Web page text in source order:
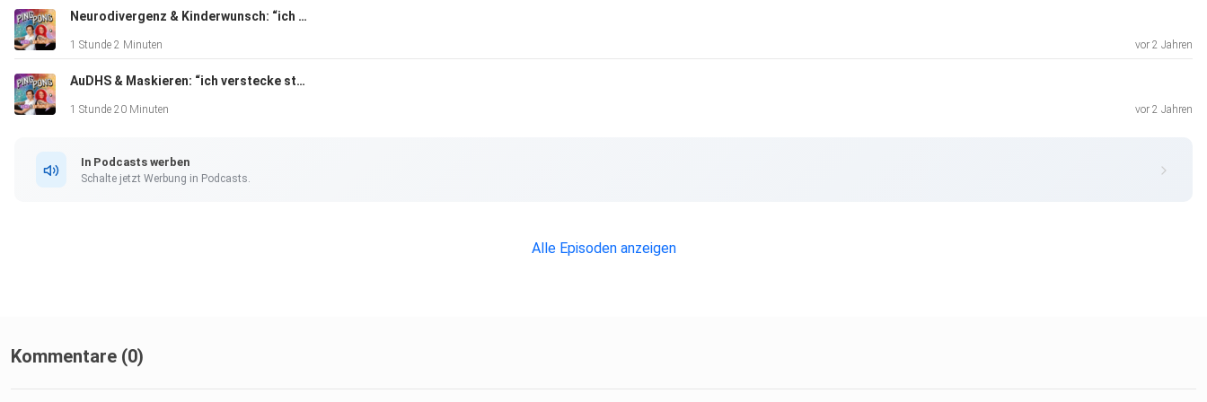
Neurodivergenz & Kinderwunsch: “ich möchte keine Kinder”
1 Stunde 2 Minuten vor 2 Jahren
AuDHS & Maskieren: “ich verstecke ständig meine Persönlichkeit”
1 Stunde 20 Minuten vor 2 Jahren
In Podcasts werben
Schalte jetzt Werbung in Podcasts.
Alle Episoden anzeigen
Kommentare (0)